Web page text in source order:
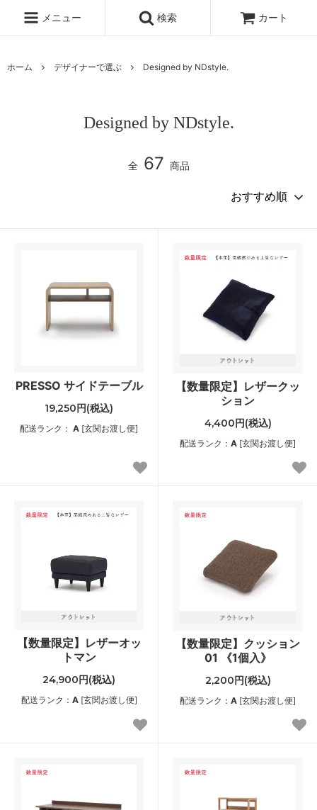
メニュー 検索 カート
ホーム デザイナーで選ぶ Designed by NDstyle.
Designed by NDstyle.
全 67 商品
PRESSO サイドテーブル
19,250円(税込)
配送ランク： A [玄関お渡し便]
【数量限定】レザークッ
ション
4,400円(税込)
配送ランク： A [玄関お渡し便]
【数量限定】レザーオッ
トマン
24,900円(税込)
配送ランク： A[玄関お渡し便]
【数量限定】クッション
01 《1個入》
2,200円(税込)
配送ランク： A [玄関お渡し便]